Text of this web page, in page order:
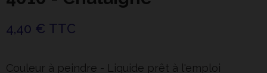
4,40 € TTC
Couleur à peindre - Liquide prêt à l'emploi